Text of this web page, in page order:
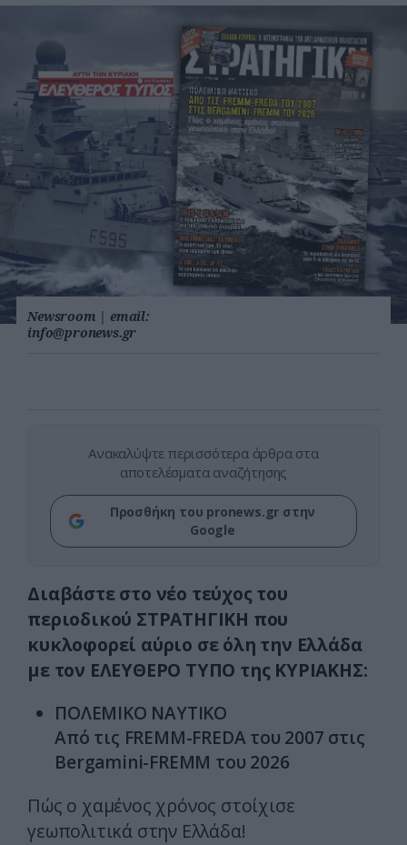
Newsroom | email:
info@pronews.gr
Ανακαλύψτε περισσότερα άρθρα στα
αποτελέσματα αναζήτησης
Προσθήκη του pronews.gr στην
Google
Διαβάστε στο νέο τεύχος του
περιοδικού ΣΤΡΑΤΗΓΙΚΗ που
κυκλοφορεί αύριο σε όλη την Ελλάδα
με τον ΕΛΕΥΘΕΡΟ ΤΥΠΟ της ΚΥΡΙΑΚΗΣ:
ΠΟΛΕΜΙΚΟ ΝΑΥΤΙΚΟ
Από τις FREMM-FREDA του 2007 στις
Bergamini-FREMM του 2026
Πώς ο χαμένος χρόνος στoίχισε
γεωπολιτικά στην Ελλάδα!